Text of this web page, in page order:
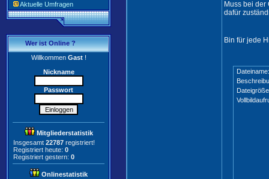
Aktuelle Umfragen
Wer ist Online ?
WillkommenGast!
Nickname
Passwort
Mitgliederstatistik
Insgesamt 22787 registriert!
Registriert heute: 0
Registriert gestern: 0
Onlinestatistik
Muss bei
dafür
Bin für jede
Dateiname: